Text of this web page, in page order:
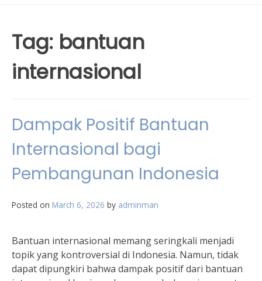
Tag: bantuan
internasional
Dampak Positif Bantuan
Internasional bagi
Pembangunan Indonesia
Posted on March 6, 2026 by adminman
Bantuan internasional memang seringkali menjadi
topik yang kontroversial di Indonesia. Namun, tidak
dapat dipungkiri bahwa dampak positif dari bantuan